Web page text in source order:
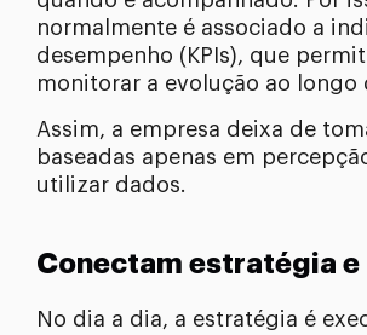
normalmente é associado a
desempenho (KPIs), que
monitorar a evolução ao longo
Assim, a empresa deixa de
baseadas apenas em
utilizar dados.
Conectam estratégia e
No dia a dia, a estratégia é